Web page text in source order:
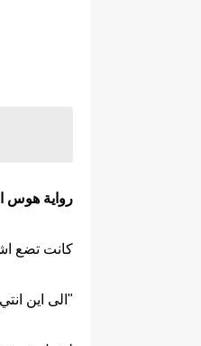
رواية هوس
كانت تضع
"الى اين